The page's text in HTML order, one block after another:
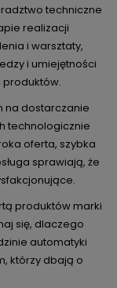
techniczne
realizacji
i warsztaty,
i umiejętności
na dostarczanie
technologicznie
oferta, szybka
sprawiają, że
produktów marki
się, dlaczego
automatyki
którzy dbają o